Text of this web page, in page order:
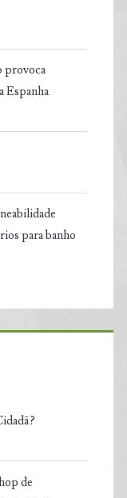
provoca
Espanha
para banho
de